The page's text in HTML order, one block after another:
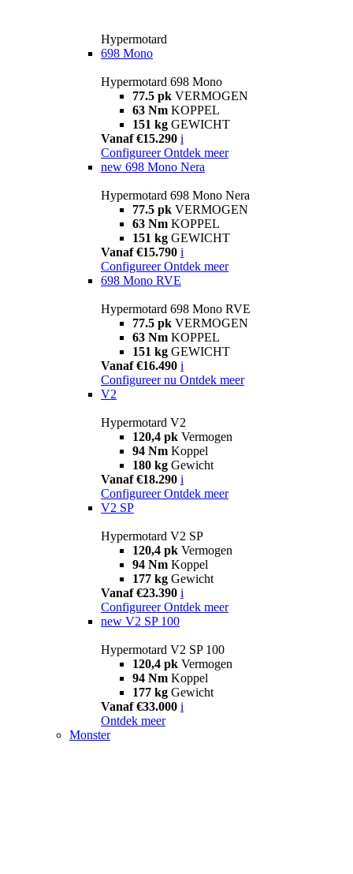
Hypermotard
698 Mono
Hypermotard 698 Mono
77.5 pk VERMOGEN
63 Nm KOPPEL
151 kg GEWICHT
Vanaf €15.290 i
Configureer Ontdek meer
new 698 Mono Nera
Hypermotard 698 Mono Nera
77.5 pk VERMOGEN
63 Nm KOPPEL
151 kg GEWICHT
Vanaf €15.790 i
Configureer Ontdek meer
698 Mono RVE
Hypermotard 698 Mono RVE
77.5 pk VERMOGEN
63 Nm KOPPEL
151 kg GEWICHT
Vanaf €16.490 i
Configureer nu Ontdek meer
V2
Hypermotard V2
120,4 pk Vermogen
94 Nm Koppel
180 kg Gewicht
Vanaf €18.290 i
Configureer Ontdek meer
V2 SP
Hypermotard V2 SP
120,4 pk Vermogen
94 Nm Koppel
177 kg Gewicht
Vanaf €23.390 i
Configureer Ontdek meer
new V2 SP 100
Hypermotard V2 SP 100
120,4 pk Vermogen
94 Nm Koppel
177 kg Gewicht
Vanaf €33.000 i
Ontdek meer
Monster